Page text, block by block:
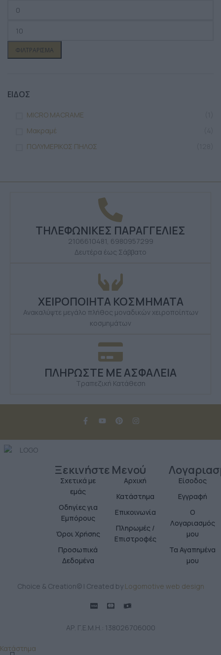
ΦΙΛΤΡΆΡΙΣΜΑ
ΕΙΔΟΣ
MICRO MACRAME
Μακραμέ
ΠΟΛΥΜΕΡΙΚΟΣ ΠΗΛΟΣ
ΤΗΛΕΦΩΝΙΚΕΣ ΠΑΡΑΓΓΕΛΙΕΣ
2106610481, 6980957299
Δευτέρα έως Σάββατο
ΧΕΙΡΟΠΟΙΗΤΑ ΚΟΣΜΗΜΑΤΑ
Ανακαλύψτε μεγάλο πλήθος μοναδικών χειροποίητων
κοσμημάτων
ΠΛΗΡΩΣΤΕ ΜΕ ΑΣΦΑΛΕΙΑ
Τραπεζική Κατάθεση
Ξεκινήστε
Σχετικά με
εμάς
Οδηγίες για
Εμπόρους
Όροι Χρήσης
Προσωπικά
Δεδομένα
Μενού
Αρχική
Κατάστημα
Επικοινωνία
Πληρωμές /
Επιστροφές
Είσοδος
Εγγραφή
Ο
Λογαριασμός
μου
Τα Αγαπημένα
μου
Choice & Creation© | Created by Logomotive web design
ΑΡ. Γ.Ε.Μ.Η.: 138026706000
Κατάστημα